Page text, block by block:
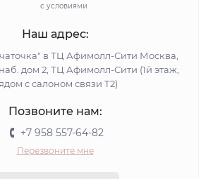
с условиями
Наш адрес:
в ТЦ Афимолл-Сити Москва,
дом 2, ТЦ Афимолл-Сити (1й этаж,
с салоном связи Т2)
Позвоните нам:
+7 958 557-64-82
Перезвоните мне